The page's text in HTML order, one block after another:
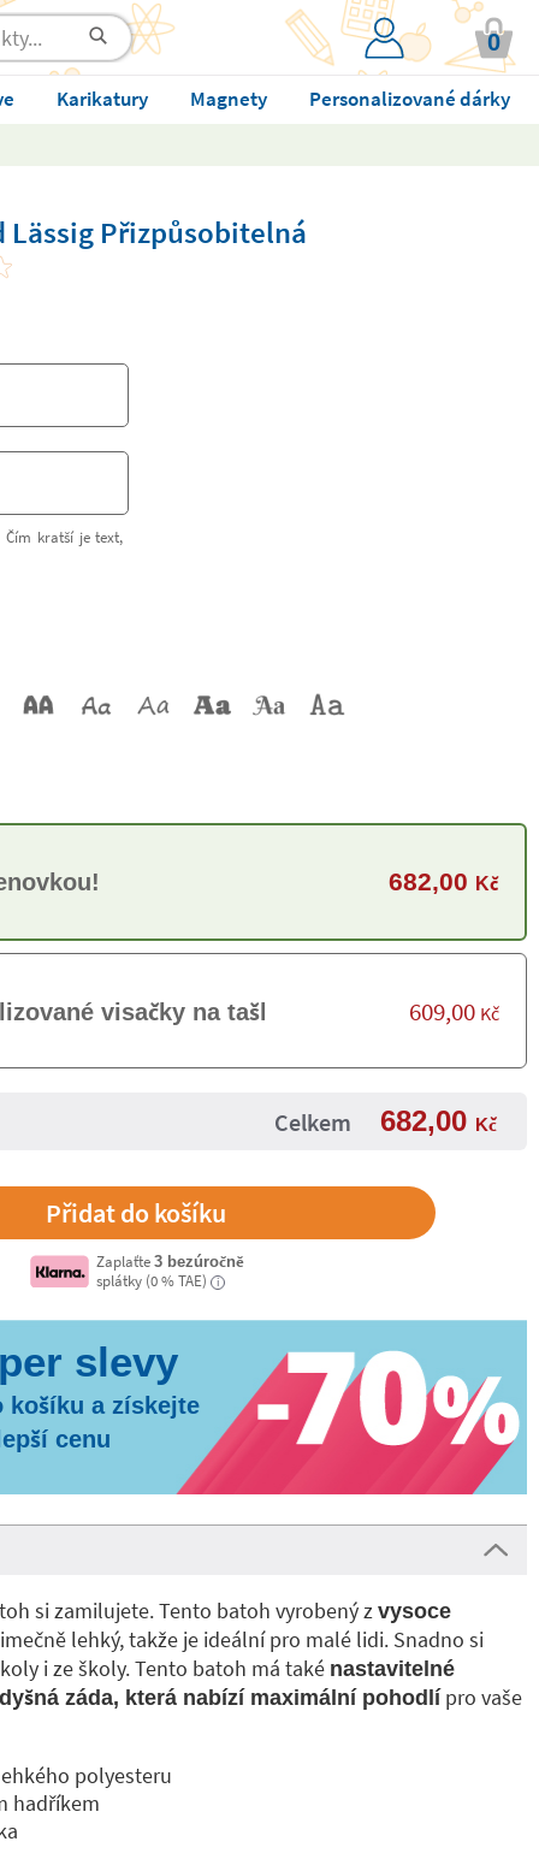
0
Karikatury Magnety Personalizované dárky
Přizpůsobitelná
kratší je text,
682,00 Kč
visačky na tašku 609,00 Kč
Celkem 682,00 Kč
Zaplaťte 3 bezúročně
splátky (0 % TAE) i
a získejte
cenu
si zamilujete. Tento batoh vyrobený z vysoce
lehký, takže je ideální pro malé lidi. Snadno si
i ze školy. Tento batoh má také nastavitelné
záda, která nabízí maximální pohodlípro vaše
polyesteru
hadříkem